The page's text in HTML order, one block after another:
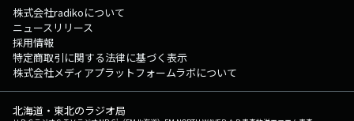
株式会社radikoについて
ニュースリリース
採用情報
特定商取引に関する法律に基づく表示
株式会社メディアプラットフォームラボについて
北海道・東北のラジオ局